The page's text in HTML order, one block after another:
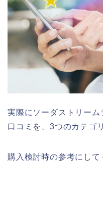
実際にソーダストリー
口コミを、3つのカテゴ
購入検討時の参考にして